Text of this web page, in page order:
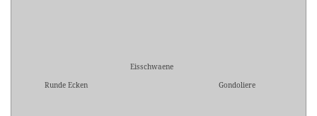
Runde Ecken
Eisschwaene
Gondoliere